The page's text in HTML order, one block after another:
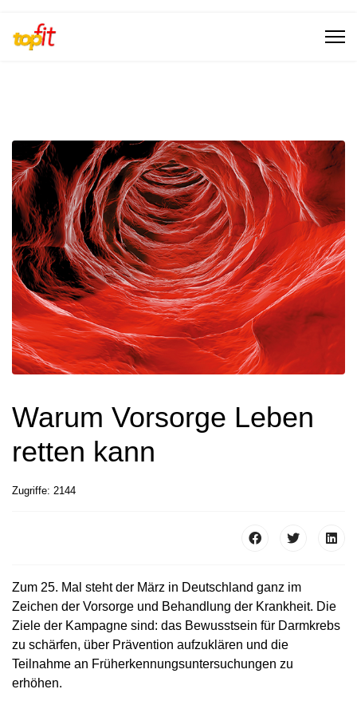
Warum Vorsorge Leben
retten kann
Zugriffe: 2144
Zum 25. Mal steht der März in Deutschland ganz im
Zeichen der Vorsorge und Behandlung der Krankheit. Die
Ziele der Kampagne sind: das Bewusstsein für Darmkrebs
zu schärfen, über Prävention aufzuklären und die
Teilnahme an Früherkennungsuntersuchungen zu
erhöhen.